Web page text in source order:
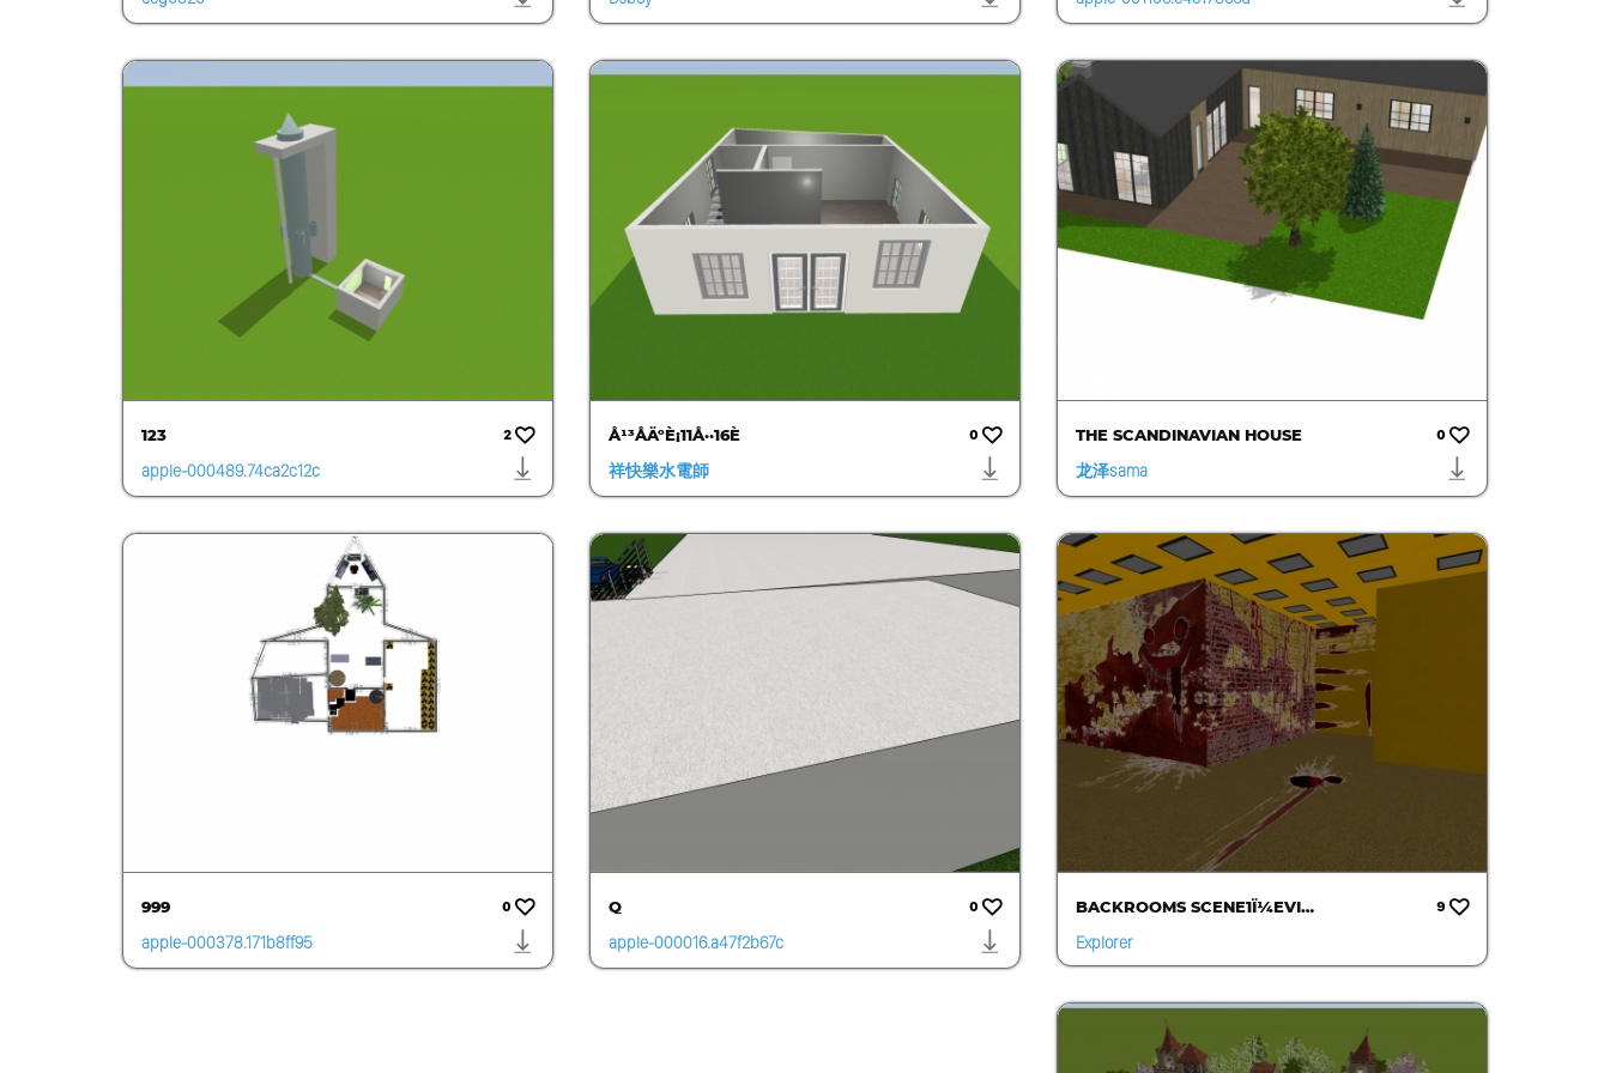
1bf485980d2831bdb994
c96.0922
123 2
apple-000489.74ca2c12c
9a74dc79fa89968522b99
fd.0150
Å¹³ÅÄºÈ¡11Å··16È 0
祥快樂水電師
THE SCANDINAVIAN HOUSE 0
龙泽sama
999 0
apple-000378.171b8ff95
7cd431c823495fd4deff2
Q 0
apple-000016.a47f2b67c
be24d53ad6b58257b31
BACKROOMS SCENE1Ï¼EVI… 9
Explorer